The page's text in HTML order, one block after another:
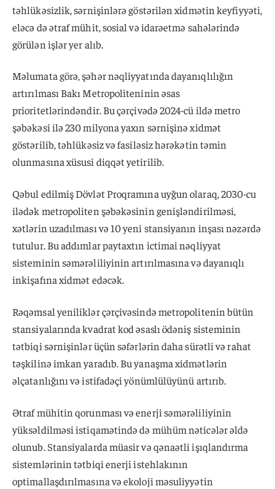
təhlükəsizlik, sərnişinlərə göstərilən xidmətin keyfiyyəti,
eləcə də ətraf mühit, sosial və idarəetmə sahələrində
görülən işlər yer alıb.
Məlumata görə, şəhər nəqliyyatında dayanıqlılığın
artırılması Bakı Metropoliteninin əsas
prioritetlərindəndir. Bu çərçivədə 2024-cü ildə metro
şəbəkəsi ilə 230 milyona yaxın sərnişinə xidmət
göstərilib, təhlükəsiz və fasiləsiz hərəkətin təmin
olunmasına xüsusi diqqət yetirilib.
Qəbul edilmiş Dövlət Proqramına uyğun olaraq, 2030-cu
ilədək metropoliten şəbəkəsinin genişləndirilməsi,
xətlərin uzadılması və 10 yeni stansiyanın inşası nəzərdə
tutulur. Bu addımlar paytaxtın ictimai nəqliyyat
sisteminin səmərəliliyinin artırılmasına və dayanıqlı
inkişafına xidmət edəcək.
Rəqəmsal yeniliklər çərçivəsində metropolitenin bütün
stansiyalarında kvadrat kod əsaslı ödəniş sisteminin
tətbiqi sərnişinlər üçün səfərlərin daha sürətli və rahat
təşkilinə imkan yaradıb. Bu yanaşma xidmətlərin
əlçatanlığını və istifadəçi yönümlülüyünü artırıb.
Ətraf mühitin qorunması və enerji səmərəliliyinin
yüksəldilməsi istiqamətində də mühüm nəticələr əldə
olunub. Stansiyalarda müasir və qənaətli işıqlandırma
sistemlərinin tətbiqi enerji istehlakının
optimallaşdırılmasına və ekoloji məsuliyyətin